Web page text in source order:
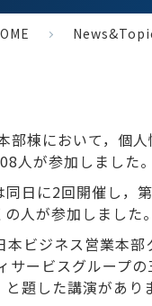
部棟において，個
人が参加しました。
日に2回開催し，
人が参加しました。
ビジネス営業本
サービスグループ
題した講演があり